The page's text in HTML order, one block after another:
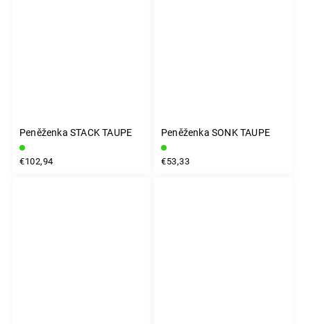
Peněženka STACK TAUPE
€102,94
Peněženka SONK TAUPE
€53,33